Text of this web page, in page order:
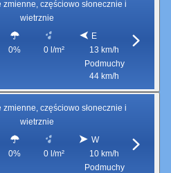
częściowo słonecznie i
wietrznie
0% 0 l/m²
E
13 km/h
Podmuchy
44 km/h
częściowo słonecznie i
wietrznie
0% 0 l/m²
W
10 km/h
Podmuchy